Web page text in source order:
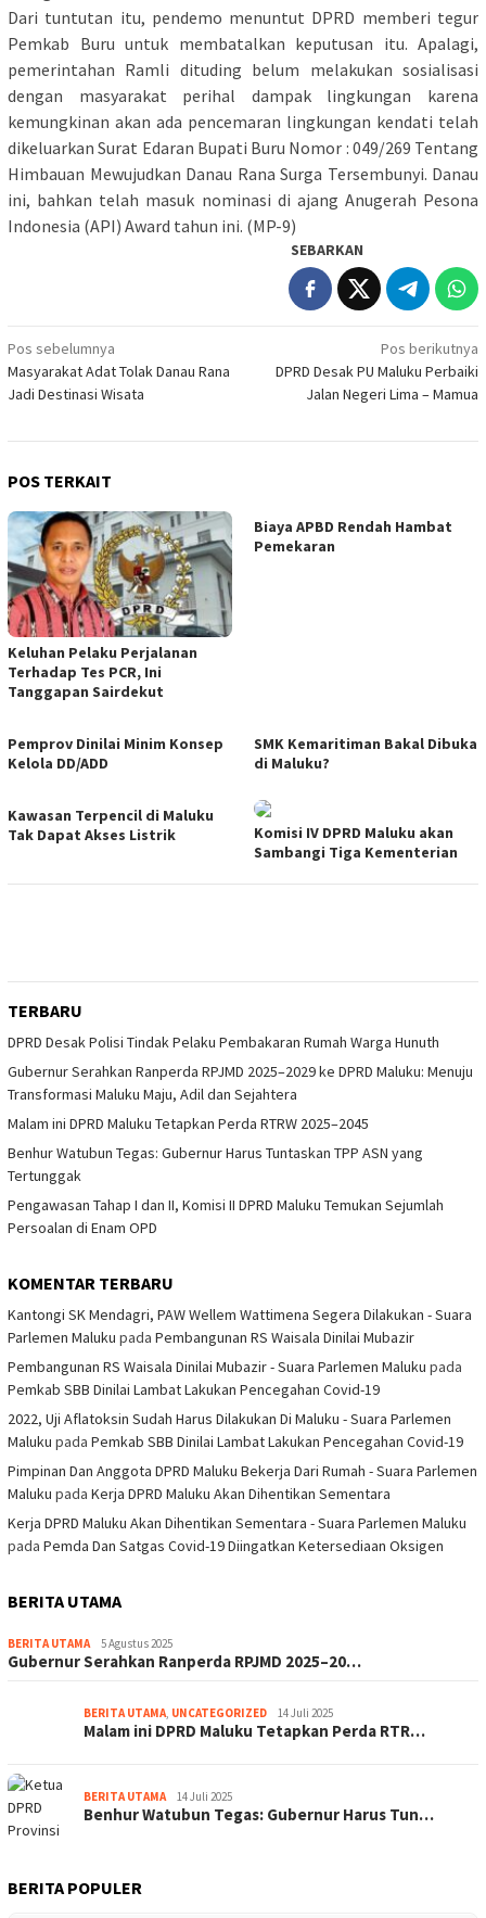
Dari tuntutan itu, pendemo menuntut DPRD memberi tegur
Pemkab Buru untuk membatalkan keputusan itu. Apalagi,
pemerintahan Ramli dituding belum melakukan sosialisasi
dengan masyarakat perihal dampak lingkungan karena
kemungkinan akan ada pencemaran lingkungan kendati telah
dikeluarkan Surat Edaran Bupati Buru Nomor : 049/269 Tentang
Himbauan Mewujudkan Danau Rana Surga Tersembunyi. Danau
ini, bahkan telah masuk nominasi di ajang Anugerah Pesona
Indonesia (API) Award tahun ini. (MP-9)
SEBARKAN
Navigasi
pos
Pos sebelumnya
Masyarakat Adat Tolak Danau Rana
Jadi Destinasi Wisata
Pos berikutnya
DPRD Desak PU Maluku Perbaiki
Jalan Negeri Lima – Mamua
POS TERKAIT
Keluhan Pelaku Perjalanan
Terhadap Tes PCR, Ini
Tanggapan Sairdekut
Biaya APBD Rendah Hambat
Pemekaran
Pemprov Dinilai Minim Konsep
Kelola DD/ADD
SMK Kemaritiman Bakal Dibuka
di Maluku?
Kawasan Terpencil di Maluku
Tak Dapat Akses Listrik
Komisi IV DPRD Maluku akan
Sambangi Tiga Kementerian
TERBARU
DPRD Desak Polisi Tindak Pelaku Pembakaran Rumah Warga Hunuth
Gubernur Serahkan Ranperda RPJMD 2025–2029 ke DPRD Maluku: Menuju
Transformasi Maluku Maju, Adil dan Sejahtera
Malam ini DPRD Maluku Tetapkan Perda RTRW 2025–2045
Benhur Watubun Tegas: Gubernur Harus Tuntaskan TPP ASN yang
Tertunggak
Pengawasan Tahap I dan II, Komisi II DPRD Maluku Temukan Sejumlah
Persoalan di Enam OPD
KOMENTAR TERBARU
Kantongi SK Mendagri, PAW Wellem Wattimena Segera Dilakukan - Suara
Parlemen Maluku pada Pembangunan RS Waisala Dinilai Mubazir
Pembangunan RS Waisala Dinilai Mubazir - Suara Parlemen Maluku pada
Pemkab SBB Dinilai Lambat Lakukan Pencegahan Covid-19
2022, Uji Aflatoksin Sudah Harus Dilakukan Di Maluku - Suara Parlemen
Maluku pada Pemkab SBB Dinilai Lambat Lakukan Pencegahan Covid-19
Pimpinan Dan Anggota DPRD Maluku Bekerja Dari Rumah - Suara Parlemen
Maluku pada Kerja DPRD Maluku Akan Dihentikan Sementara
Kerja DPRD Maluku Akan Dihentikan Sementara - Suara Parlemen Maluku
pada Pemda Dan Satgas Covid-19 Diingatkan Ketersediaan Oksigen
BERITA UTAMA
BERITA UTAMA 5 Agustus 2025
Gubernur Serahkan Ranperda RPJMD 2025–20…
BERITA UTAMA UNCATEGORIZED 14 Juli 2025
Malam ini DPRD Maluku Tetapkan Perda RTR…
BERITA UTAMA 14 Juli 2025
Benhur Watubun Tegas: Gubernur Harus Tun…
BERITA POPULER